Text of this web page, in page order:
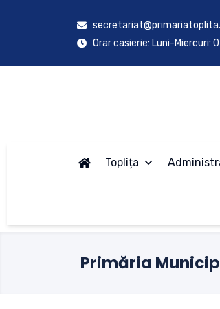
Orar casierie: Luni-Miercuri:
Toplița
Primăria